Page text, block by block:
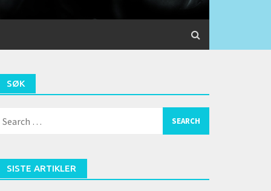
SØK
SISTE ARTIKLER